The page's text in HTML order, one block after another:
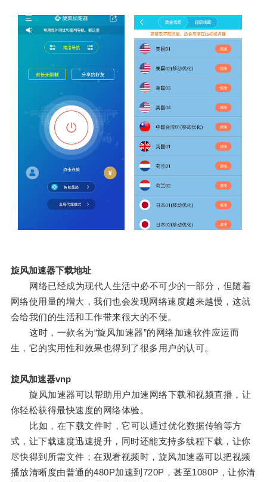
旋风加速器下载地址
网络已经成为现代人生活中必不可少的一部分，但随着
网络使用量的增大，我们也会发现网络速度越来越慢，这就
会给我们的生活和工作带来很大的不便。
这时，一款名为“旋风加速器”的网络加速软件应运而
生，它的实用性和效果也得到了很多用户的认可。
旋风加速器vnp
旋风加速器可以帮助用户加速网络下载和视频直播，让
你轻松获得最快速度的网络体验。
比如，在下载文件时，它可以通过优化数据传输等方
式，让下载速度迅速提升，同时还能支持多线程下载，让你
尽快得到所需文件；在观看视频时，旋风加速器可以把视频
播放清晰度由普通的480P加速到720P，甚至1080P，让你清